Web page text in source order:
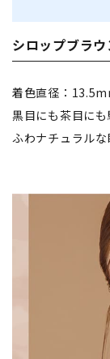
シロップブラ
着色直径：
黒目にも茶目に
ふわナチュラルな